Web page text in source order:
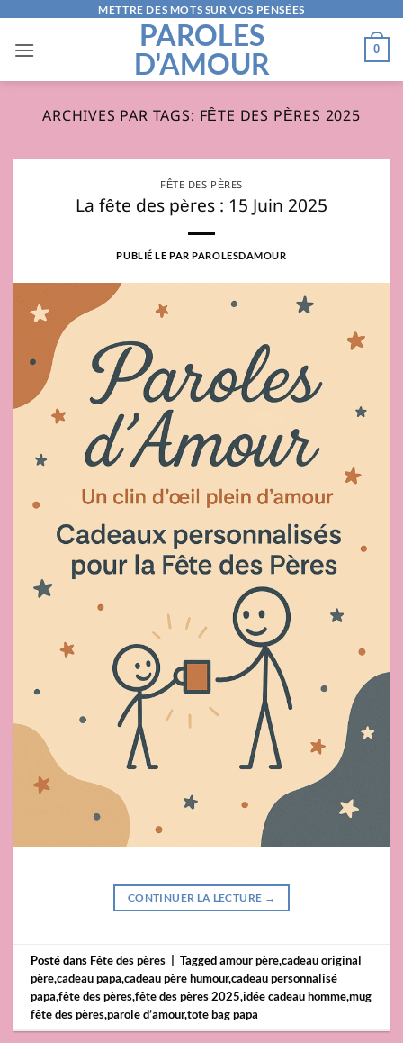
contenu
METTRE DES MOTS SUR VOS PENSÉES
PAROLES
D'AMOUR
0
ARCHIVES PAR TAGS: FÊTE DES PÈRES 2025
FÊTE DES PÈRES
La fête des pères : 15 Juin 2025
PUBLIÉ LEPARPAROLESDAMOUR
CONTINUER LA LECTURE →
Posté dans Fête des pères Taggedamour père,cadeau original
père,cadeau papa,cadeau père humour,cadeau personnalisé
papa,fête des pères,fête des pères 2025,idée cadeau homme,mug
fête des pères,parole d’amour,tote bag papa